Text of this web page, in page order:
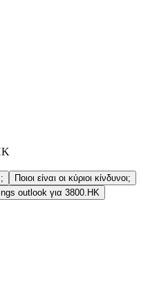
Ποιοι είναι οι κύριοι κίνδυνοι;
outlook για 3800.HK